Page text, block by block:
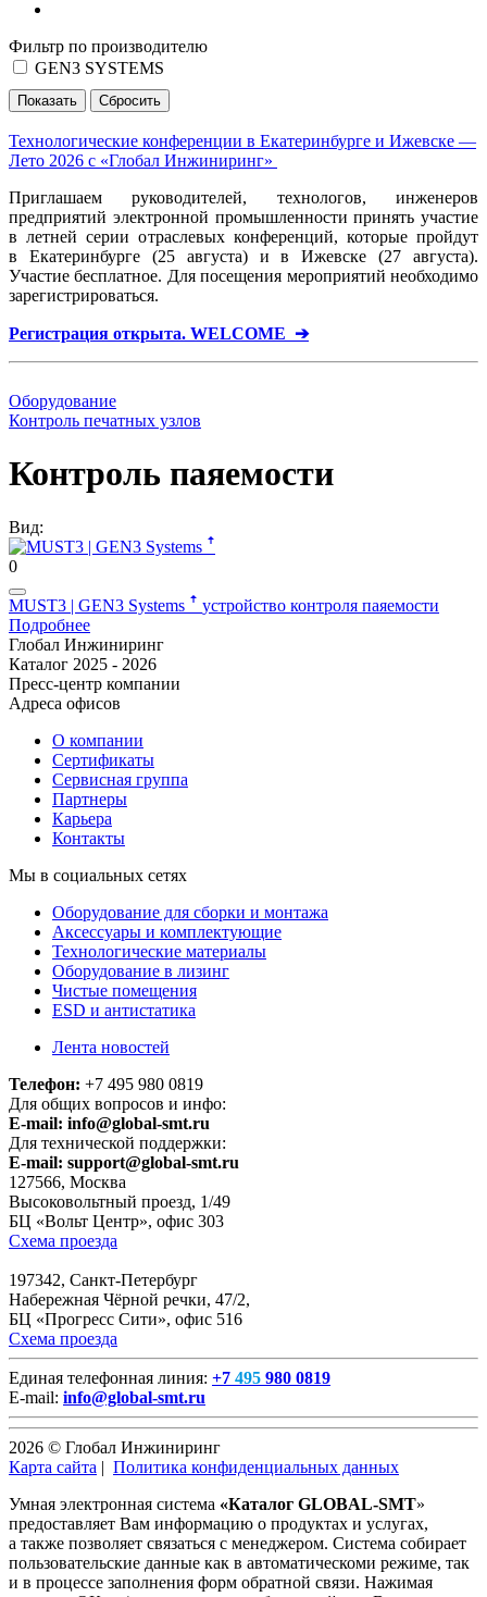
Фильтр по производителю
GEN3 SYSTEMS
Технологические конференции в Екатеринбурге и Ижевске —
Лето 2026 с «Глобал Инжиниринг»
Приглашаем руководителей, технологов, инженеров
предприятий электронной промышленности принять участие
в летней серии отраслевых конференций, которые пройдут
в Екатеринбурге (25 августа) и в Ижевске (27 августа).
Участие бесплатное. Для посещения мероприятий необходимо
зарегистрироваться.
Регистрация открыта. WELCOME ➔
Оборудование
Контроль печатных узлов
Контроль паяемости
Вид:
0
MUST3 | GEN3 Systems ꜛ устройство контроля паяемости
Подробнее
Глобал Инжиниринг
Каталог 2025 - 2026
Пресс-центр компании
Адреса офисов
О компании
Сертификаты
Сервисная группа
Партнеры
Карьера
Контакты
Мы в социальных сетях
Оборудование для сборки и монтажа
Аксессуары и комплектующие
Технологические материалы
Оборудование в лизинг
Чистые помещения
ESD и антистатика
Лента новостей
Телефон: +7 495 980 0819
Для общих вопросов и инфо:
E-mail: info@global-smt.ru
Для технической поддержки:
E-mail: support@global-smt.ru
127566, Москва
Высоковольтный проезд, 1/49
БЦ «Вольт Центр», офис 303
Схема проезда
197342, Санкт-Петербург
Набережная Чёрной речки, 47/2,
БЦ «Прогресс Сити», офис 516
Схема проезда
Единая телефонная линия: +7 495 980 0819
E-mail: info@global-smt.ru
2026 © Глобал Инжиниринг
Карта сайта | Политика конфиденциальных данных
Умная электронная система «Каталог GLOBAL-SMT»
предоставляет Вам информацию о продуктах и услугах,
а также позволяет связаться с менеджером. Система собирает
пользовательские данные как в автоматическоми режиме, так
и в процессе заполнения форм обратной связи. Нажимая